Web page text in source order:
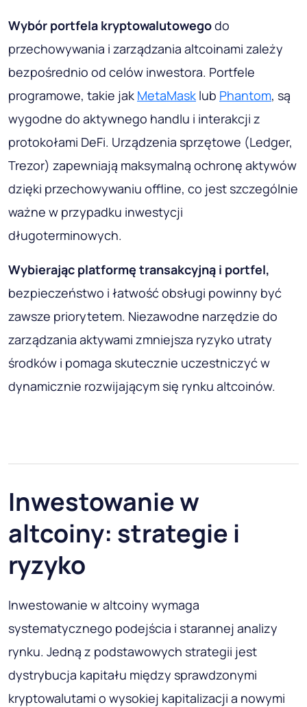
Wybór portfela kryptowalutowegodo
przechowywania i zarządzania altcoinami zależy
bezpośrednio od celów inwestora. Portfele
programowe, takie jak MetaMask lub Phantom, są
wygodne do aktywnego handlu i interakcji z
protokołami DeFi. Urządzenia sprzętowe (Ledger,
Trezor) zapewniają maksymalną ochronę aktywów
dzięki przechowywaniu offline, co jest szczególnie
ważne w przypadku inwestycji
długoterminowych.
Wybierając platformę transakcyjną i portfel,
bezpieczeństwo i łatwość obsługi powinny być
zawsze priorytetem. Niezawodne narzędzie do
zarządzania aktywami zmniejsza ryzyko utraty
środków i pomaga skutecznie uczestniczyć w
dynamicznie rozwijającym się rynku altcoinów.
Inwestowanie w
altcoiny: strategie i
ryzyko
Inwestowanie w altcoiny wymaga
systematycznego podejścia i starannej analizy
rynku. Jedną z podstawowych strategii jest
dystrybucja kapitału między sprawdzonymi
kryptowalutami o wysokiej kapitalizacji a nowymi